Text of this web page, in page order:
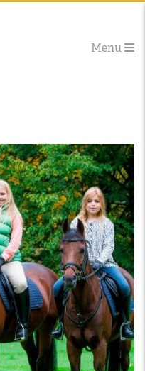
Menu